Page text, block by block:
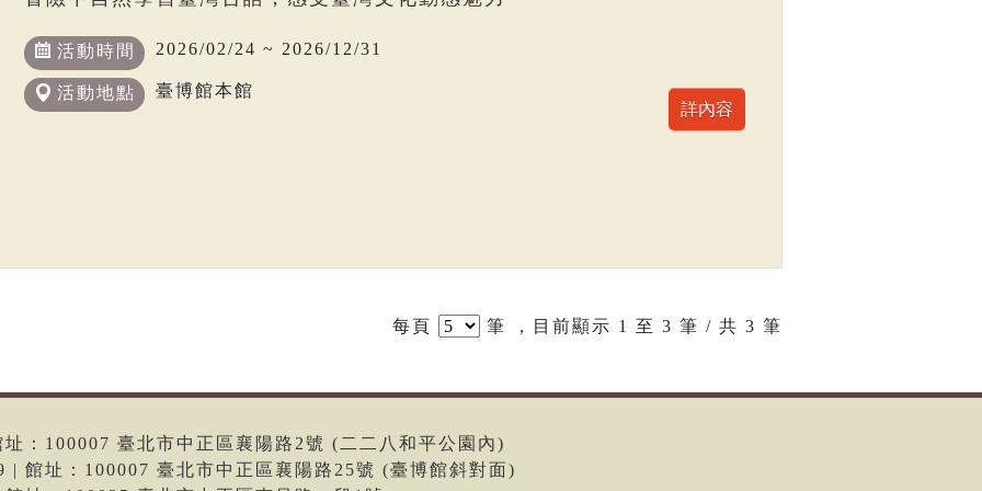
活動時間 2026/02/24 ~ 2026/12/31
活動地點 臺博館本館
每頁 筆 ，目前顯示 1 至 3 筆 / 共 3 筆
：100007 臺北市中正區襄陽路2號 (二二八和平公園內)
| 館址：100007 臺北市中正區襄陽路25號 (臺博館斜對面)